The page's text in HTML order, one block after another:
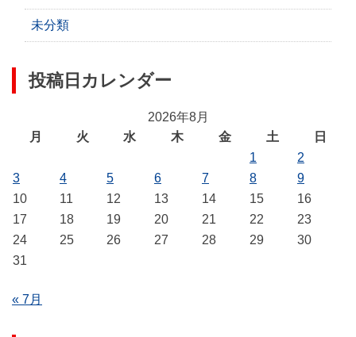
未分類
投稿日カレンダー
2026年8月
月
火 水 木 金 土
日
1
2
3
4 5 6 7 8
9
10
11 12 13 14 15
16
17
18 19 20 21 22
23
24
25 26 27 28 29
30
31
« 7月